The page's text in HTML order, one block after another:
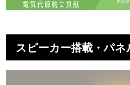
スピーカー搭載・パネ